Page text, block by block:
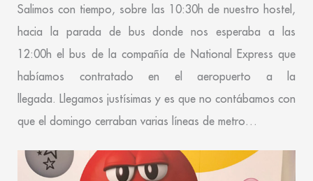
Salimos con tiempo, sobre las 10:30h de nuestro hostel,
hacia la parada de bus donde nos esperaba a las
12:00h el bus de la compañía de National Express que
habíamos contratado en el aeropuerto a la
llegada. Llegamos justísimas y es que no contábamos con
que el domingo cerraban varias líneas de metro…